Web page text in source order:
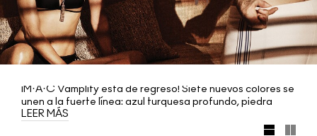
¡M·A·C Vamplify está de regreso! Siete nuevos colores se
unen a la fuerte línea: azul turquesa profundo, piedra
ahumada, color bígaro perfecto, ciruela profundo,
morado-azul real, rosa oscuro y rojo intenso auténtico,
LEER MÁS